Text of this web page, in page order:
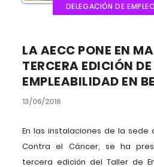
DELEGACIÓN DE
LA AECC PONE EN
TERCERA EDICIÓN
EMPLEABILIDAD EN
13/06/2016
En las instalaciones de la sede
Contra el Cáncer, se ha
tercera edición del Taller de